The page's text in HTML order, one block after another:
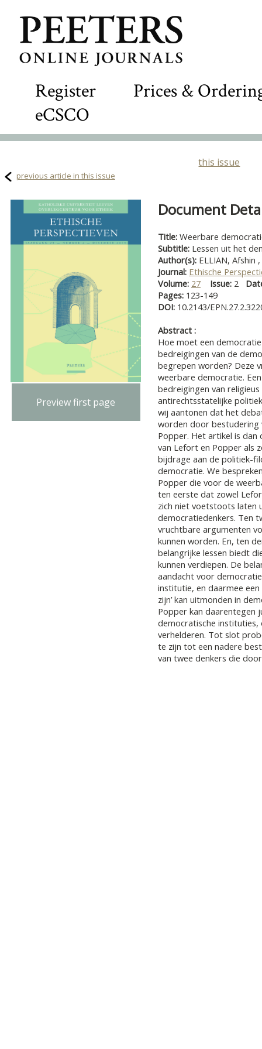
Register
Prices &
eCSCO
this issue
previous article in this issue
Preview first page
Document
Title: Weerbare
Subtitle: Lessen uit het
Author(s): ELLIAN, Afshin
Journal: Ethische
Volume: 27 Issue: 2
Pages: 123-149
DOI: 10.2143/
Abstract :
Hoe moet een
bedreigingen van de
begrepen worden? Deze
weerbare democratie.
bedreigingen van
antirechtsstatelijke
wij aantonen dat het
worden door bestudering
Popper. Het artikel is dan
van Lefort en Popper als
bijdrage aan de politiek-
democratie. We
Popper die voor de
ten eerste dat zowel
zich niet voetstoots laten
democratiedenkers. Ten
vruchtbare argumenten
kunnen worden. En, ten
belangrijke lessen biedt
kunnen verdiepen. De
aandacht voor
institutie, en daarmee
zijn’ kan uitmonden in
Popper kan daarentegen
democratische
verhelderen. Tot slot
te zijn tot een nadere
van twee denkers die